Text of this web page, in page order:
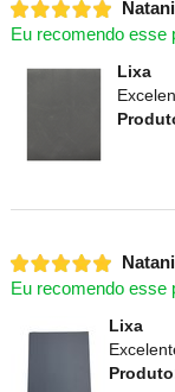
Eu recomendo esse
Lixa
Eu recomendo esse
Lixa